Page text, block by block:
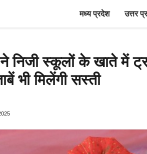
मध्य प्रदेश उत्तर
ने निजी स्कूलों के खाते में
भी मिलेंगी सस्ती